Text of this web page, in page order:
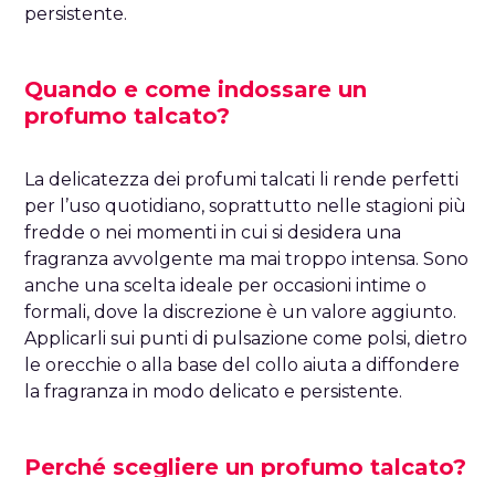
persistente.
Quando e come indossare un
profumo talcato?
La delicatezza dei profumi talcati li rende perfetti
per l’uso quotidiano, soprattutto nelle stagioni più
fredde o nei momenti in cui si desidera una
fragranza avvolgente ma mai troppo intensa. Sono
anche una scelta ideale per occasioni intime o
formali, dove la discrezione è un valore aggiunto.
Applicarli sui punti di pulsazione come polsi, dietro
le orecchie o alla base del collo aiuta a diffondere
la fragranza in modo delicato e persistente.
Perché scegliere un profumo talcato?